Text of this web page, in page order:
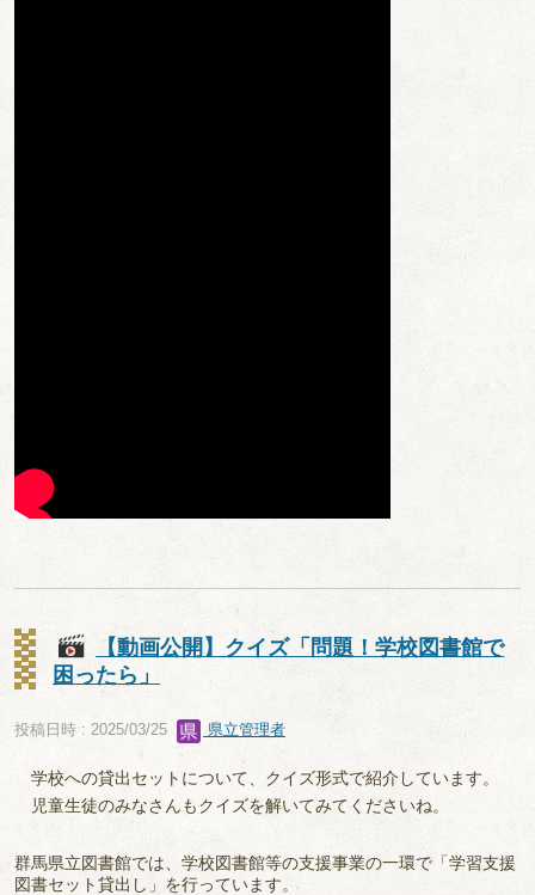
【動画公開】クイズ「問題！学校図書館で
困ったら」
投稿日時 : 2025/03/25 県立管理者
学校への貸出セットについて、クイズ形式で紹介しています。
児童生徒のみなさんもクイズを解いてみてくださいね。
群馬県立図書館では、学校図書館等の支援事業の一環で「学習支援
図書セット貸出し」を行っています。